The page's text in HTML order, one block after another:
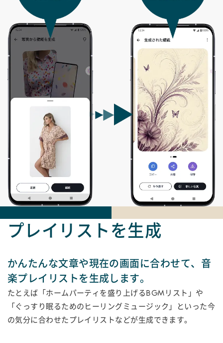
プレイリストを生成
かんたんな文章や現在の画面に合わせて、音
楽プレイリストを生成します。
たとえば「ホームパーティを盛り上げるBGMリスト」や
「ぐっすり眠るためのヒーリングミュージック」といった今
の気分に合わせたプレイリストなどが生成できます。